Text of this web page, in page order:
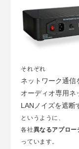
それぞれ
ネットワーク通信
オーディオ専用ネ
LANノイズを遮断
というように、
各社異なるアプロー
っています。